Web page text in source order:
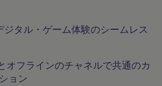
ル・ゲーム体験のシームレス
ラインのチャネルで共通のカ
ョン